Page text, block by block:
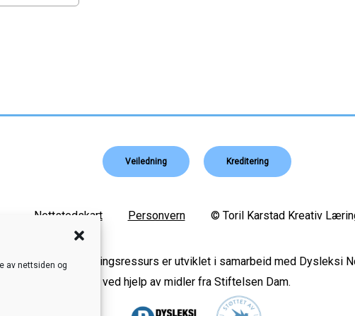
av nettsiden og
Veiledning Kreditering
Nettstedskart Personvern© Toril Karstad Kreativ
Fokus digital læringsressurs er utviklet i samarbeid med Dysleksi
ved hjelp av midler fra Stiftelsen Dam.